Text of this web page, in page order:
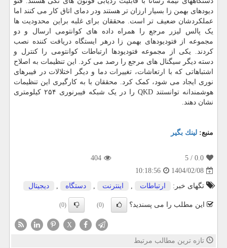
دیودهای بهمن زا بسیار ارزان تر هستند ودر دمای اتاق کار می کنند اما
عملکردشان ضعیف تر است. محققان برای غلبه براین محدودیت ها
یک پالس لیزر مرجع را همراه داده های کوانتومی ارسال و دو
مجموعه از فتودیودهای بهمن زا درهر ایستگاه دریافت کننده نصب
کردند. یکی از مجموعه فتودیودها ارتباطات کوانتومی را کنترل و
دسته دیگر سیگنال های مرجع را رصد می کرد. این تنظیمات به اصلاح
اشتباهاتی که با ارتعاشات، تغییرات دما و دیگر اختلالات در فیبرهای
نوری ایجاد می شود، کمک کرد. محققان با به کارگیری این تنظیمات
هوشمندانه توانستند QKD را در یک شبکه فیبرنوری ۲۵۴ کیلومتری
نشان دهند.
منبع: لینك بگیر
0.0
/ 5
404
1404/02/08
10:18:56
تگهای خبر:
ارتباطات , اینترنت , دستگاه , دیجیتال
این مطلب را می پسندید؟ (0)
(0)
X
تازه ترین مطالب مرتبط